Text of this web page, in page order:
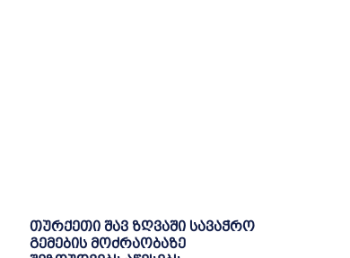
თურქეთი შავ ზღვაში სავაჭრო
გემების მოძრაობაზე